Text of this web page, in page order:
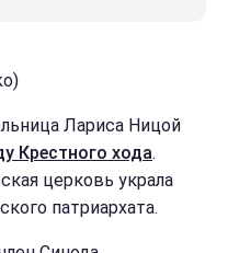
Лариса Ницой
Крестного хода.
церковь украла
патриархата.